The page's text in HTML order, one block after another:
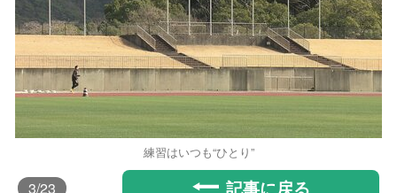
練習はいつも“ひとり”
3/23 記事に戻る